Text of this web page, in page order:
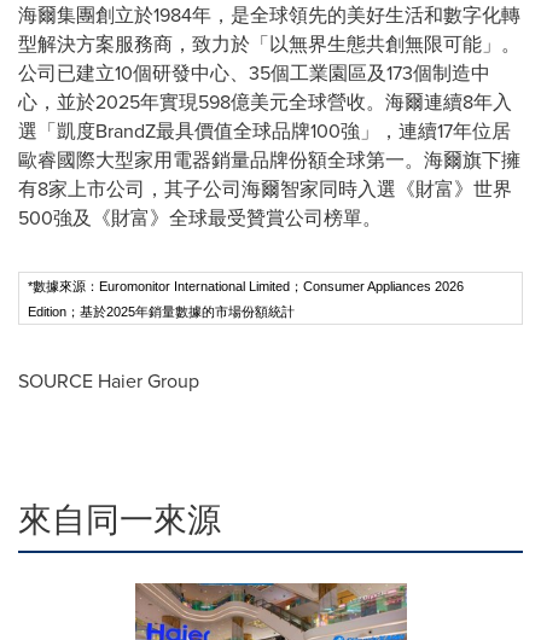
海爾集團創立於1984年，是全球領先的美好生活和數字化轉
型解決方案服務商，致力於「以無界生態共創無限可能」。
公司已建立10個研發中心、35個工業園區及173個制造中
心，並於2025年實現598億美元全球營收。海爾連續8年入
選「凱度BrandZ最具價值全球品牌100強」，連續17年位居
歐睿國際大型家用電器銷量品牌份額全球第一。海爾旗下擁
有8家上市公司，其子公司海爾智家同時入選《財富》世界
500強及《財富》全球最受贊賞公司榜單。
*數據來源：Euromonitor International Limited；Consumer Appliances 2026
Edition；基於2025年銷量數據的市場份額統計
SOURCE Haier Group
來自同一來源